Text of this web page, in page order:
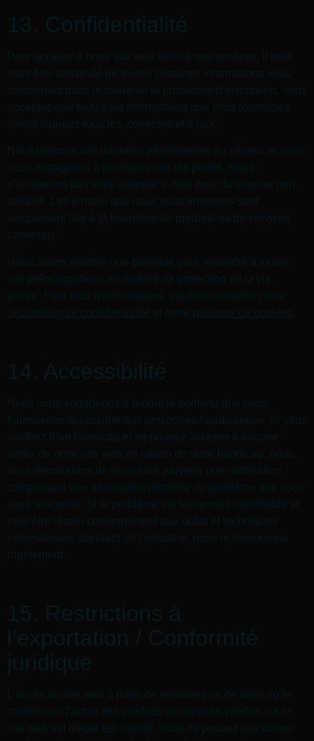
13. Confidentialité
Pour accéder à notre site web et/ou à nos services, il peut
vous être demandé de fournir certaines informations vous
concernant dans le cadre de la procédure d’inscription. Vous
acceptez que toutes les informations que vous fournissez
soient toujours exactes, correctes et à jour.
Nous prenons vos données personnelles au sérieux et nous
nous engageons à protéger votre vie privée. Nous
n’utiliserons pas votre adresse e-mail pour du courrier non
sollicité. Les e-mails que nous vous envoyons sont
uniquement liés à la fourniture de produits ou de services
convenus.
Nous avons élaboré une politique pour répondre à toutes
vos préoccupations en matière de protection de la vie
privée. Pour plus d’informations, veuillez consulter notre
déclaration de confidentialité et notre politique de cookies
14. Accessibilité
Nous nous engageons à rendre le contenu que nous
fournissons accessible aux personnes handicapées. Si vous
souffrez d’un handicap et ne pouvez accéder à aucune
partie de notre site web en raison de votre handicap, nous
vous demandons de nous faire parvenir une notification
comprenant une description détaillée du problème que vous
avez rencontré. Si le problème est facilement identifiable et
peut être résolu conformément aux outils et techniques
informatiques standard de l’industrie, nous le résoudrons
rapidement.
15. Restrictions à
l’exportation / Conformité
juridique
L’accès au site web à partir de territoires ou de pays où le
contenu ou l’achat des produits ou services vendus sur le
site web est illégal est interdit. Vous ne pouvez pas utiliser